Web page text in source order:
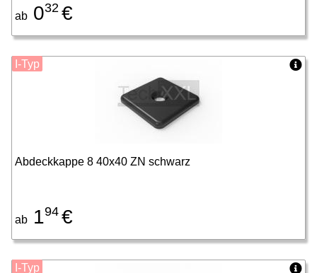
ab 032 €
Abdeckkappe 8 40x40 ZN schwarz
ab 194 €
I-Typ
I-Typ